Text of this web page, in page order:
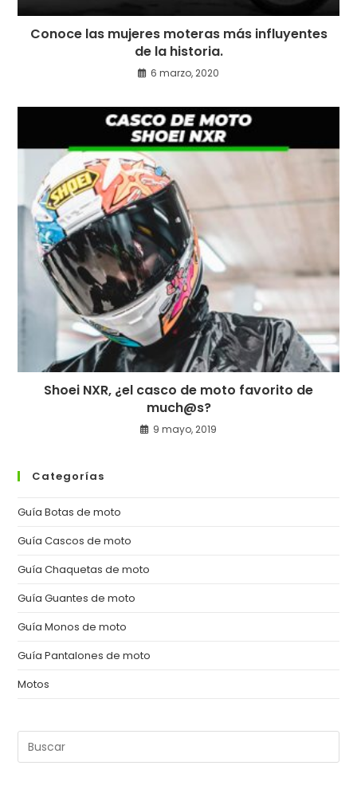
Conoce las mujeres moteras más influyentes
de la historia.
6 marzo, 2020
Shoei NXR, ¿el casco de moto favorito de
much@s?
9 mayo, 2019
Categorías
Guía Botas de moto
Guía Cascos de moto
Guía Chaquetas de moto
Guía Guantes de moto
Guía Monos de moto
Guía Pantalones de moto
Motos